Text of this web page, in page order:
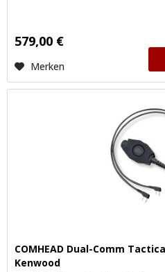
579,00 €
Merken
COMHEAD Dual-Comm
Kenwood